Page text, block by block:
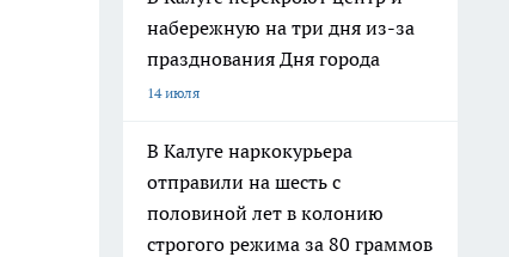
набережную на три дня из-за
празднования Дня города
14 июля
В Калуге наркокурьера
отправили на шесть с
половиной лет в колонию
строгого режима за 80 граммов